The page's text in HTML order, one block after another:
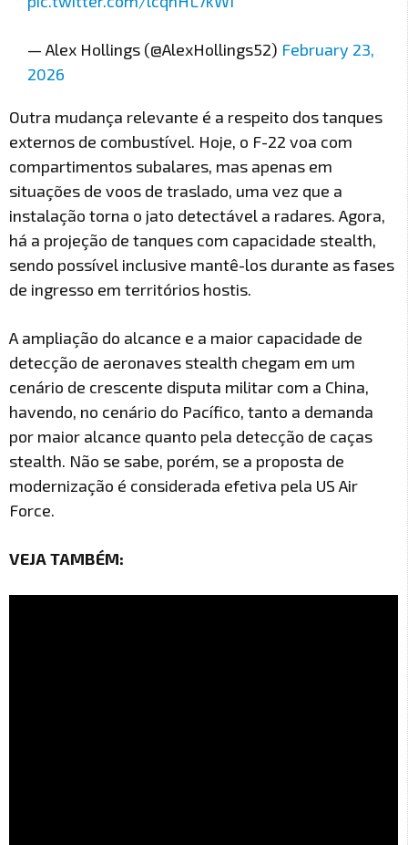
— Alex Hollings (@AlexHollings52) February 23,
2026
Outra mudança relevante é a respeito dos tanques
externos de combustível. Hoje, o F-22 voa com
compartimentos subalares, mas apenas em
situações de voos de traslado, uma vez que a
instalação torna o jato detectável a radares. Agora,
há a projeção de tanques com capacidade stealth,
sendo possível inclusive mantê-los durante as fases
de ingresso em territórios hostis.
A ampliação do alcance e a maior capacidade de
detecção de aeronaves stealth chegam em um
cenário de crescente disputa militar com a China,
havendo, no cenário do Pacífico, tanto a demanda
por maior alcance quanto pela detecção de caças
stealth. Não se sabe, porém, se a proposta de
modernização é considerada efetiva pela US Air
Force.
VEJA TAMBÉM: